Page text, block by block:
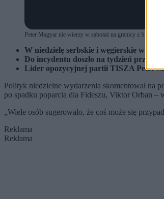
Peter Magyar nie wierzy w sabotaż na granicy z Serbią.
W niedzielę serbskie i węgierskie
Do incydentu doszło na tydzień przed
Lider opozycyjnej partii TISZA Peter
Polityk niedzielne wydarzenia skomentował na
po spadku poparcia dla Fideszu, Viktor Orban –
„Wiele osób sugerowało, że coś może się
Reklama
Reklama